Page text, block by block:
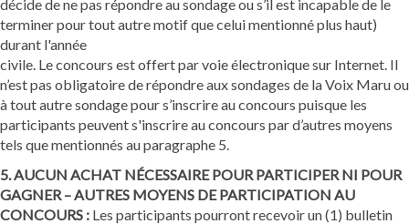
décide de ne pas répondre au sondage ou s’il est incapable de le
terminer pour tout autre motif que celui mentionné plus haut)
durant l'année
civile. Le concours est offert par voie électronique sur Internet. Il
n’est pas obligatoire de répondre aux sondages de la Voix Maru ou
à tout autre sondage pour s’inscrire au concours puisque les
participants peuvent s'inscrire au concours par d’autres moyens
tels que mentionnés au paragraphe 5.
5. AUCUN ACHAT NÉCESSAIRE POUR PARTICIPER NI POUR
GAGNER – AUTRES MOYENS DE PARTICIPATION AU
CONCOURS : Les participants pourront recevoir un (1) bulletin